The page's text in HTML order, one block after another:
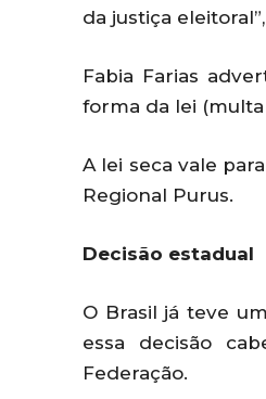
da justiça
Fabia Farias
forma da lei
A lei seca vale
Regional Purus.
Decisão estadual
O Brasil já teve
essa decisão
Federação.